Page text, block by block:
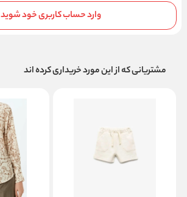
وارد حساب کاربری خود شوید
مشتریانی که از این مورد خریداری کرده اند